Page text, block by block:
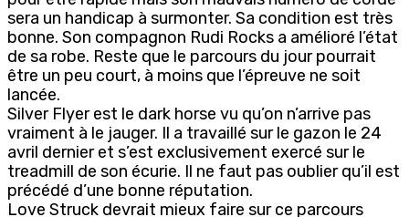
sera un handicap à surmonter. Sa condition est très
bonne. Son compagnon Rudi Rocks a amélioré l’état
de sa robe. Reste que le parcours du jour pourrait
être un peu court, à moins que l’épreuve ne soit
lancée.
Silver Flyer est le dark horse vu qu’on n’arrive pas
vraiment à le jauger. Il a travaillé sur le gazon le 24
avril dernier et s’est exclusivement exercé sur le
treadmill de son écurie. Il ne faut pas oublier qu’il est
précédé d’une bonne réputation.
Love Struck devrait mieux faire sur ce parcours